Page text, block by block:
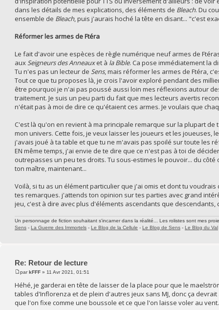
dans les détails de mes explications, des éléments de Bleach. Du
ensemble de Bleach, puis j'aurais hoché la tête en disant... "c'est
Réformer les armes de Ftéra
Le fait d'avoir une espèces de règle numérique neuf armes de
aux Seigneurs des Anneauxet à la Bible. Ca pose immédiatement la
Tu n'es pas un lecteur de Sens, mais réformer les armes de Ftéra,
Tout ce que tu proposes là, je crois l'avoir exploré pendant des
être pourquoi je n'ai pas poussé aussi loin mes réflexions autour
traitement. Je suis un peu parti du fait que mes lecteurs avertis
n'était pas à moi de dire ce qu'étaient ces armes. Je voulais que
C'est là qu'on en revient à ma principale remarque sur la plupart
mon univers. Cette fois, je veux laisser les joueurs et les joueuses,
j'avais joué à ta table et que tu ne m'avais pas spoilé sur toute les
EN même temps, j'ai envie de te dire que ce n'est pas à toi de
outrepasses un peu tes droits. Tu sous-estimes le pouvoir... du
ton maître, maintenant...
Voilà, si tu as un élément particulier que j'ai omis et dont tu
tes remarques. j'attends ton opinion sur tes parties avec grand
jeu, c'est à dire avec plus d'éléments ascendants que descendants,
Un personnage de fiction souhaitant s'incarner dans la réalité... Les rolistes sont mes
Sens - La Guerre des Immortels - Le Blog de la Cellule - Le Blog de Sens - Le Blog du Val
Re: Retour de lecture
parkFFF » 11 Avr 2021, 01:51
Héhé, je garderai en tête de laisser de la place pour que le
tables d'Inflorenza et de plein d'autres jeux sans MJ, donc ça
que l'on fixe comme une boussole et ce que l'on laisse voler au vent.